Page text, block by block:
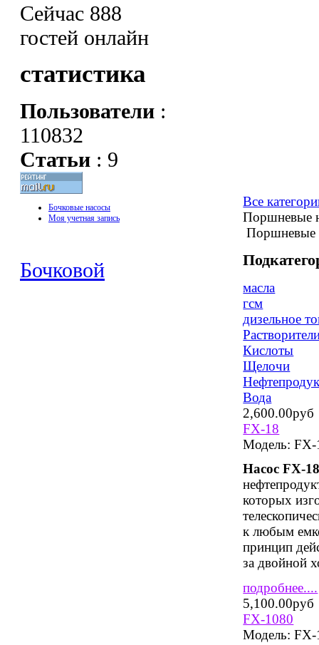
Сейчас 888
гостей онлайн
статистика
Пользователи :
110832
Статьи : 9
Все
Поршневые
Поршневые
масла
гсм
дизельное
Кислоты
Щелочи
Вода
2,600.00руб
FX-18
Модель:
Насос FX-
которых
к любым
принцип
за двойной
подробнее....
5,100.00руб
FX-1080
Модель:
Бочковые насосы
Моя учетная запись
Бочковой